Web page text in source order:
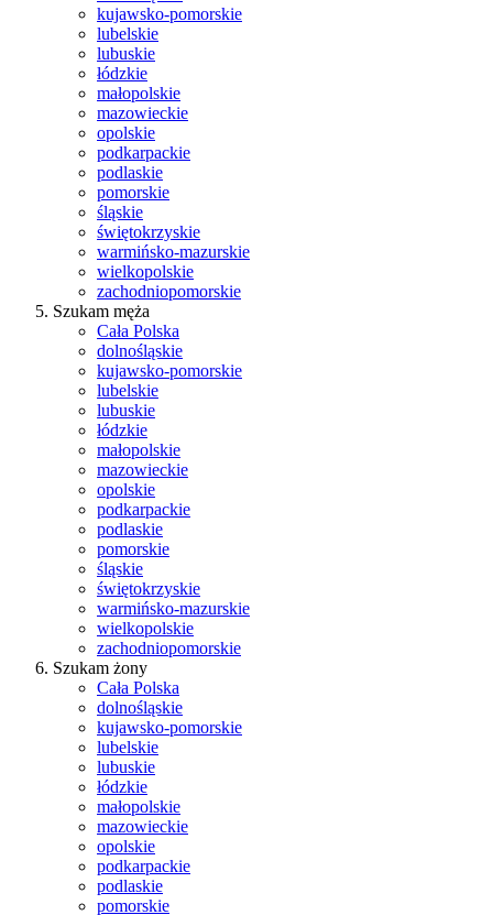
kujawsko-pomorskie
lubelskie
lubuskie
łódzkie
małopolskie
mazowieckie
opolskie
podkarpackie
podlaskie
pomorskie
śląskie
świętokrzyskie
warmińsko-mazurskie
wielkopolskie
zachodniopomorskie
Szukam męża
Cała Polska
dolnośląskie
kujawsko-pomorskie
lubelskie
lubuskie
łódzkie
małopolskie
mazowieckie
opolskie
podkarpackie
podlaskie
pomorskie
śląskie
świętokrzyskie
warmińsko-mazurskie
wielkopolskie
zachodniopomorskie
Szukam żony
Cała Polska
dolnośląskie
kujawsko-pomorskie
lubelskie
lubuskie
łódzkie
małopolskie
mazowieckie
opolskie
podkarpackie
podlaskie
pomorskie